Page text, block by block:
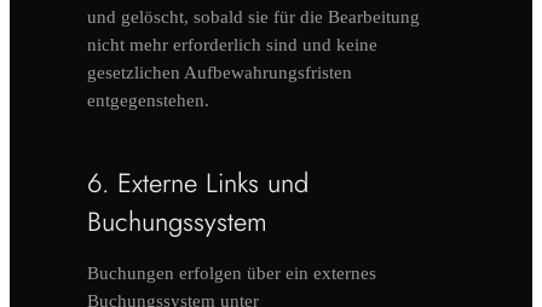
und gelöscht, sobald sie für die Bearbeitung
nicht mehr erforderlich sind und keine
gesetzlichen Aufbewahrungsfristen
entgegenstehen.
6. Externe Links und
Buchungssystem
Buchungen erfolgen über ein externes
Buchungssystem unter